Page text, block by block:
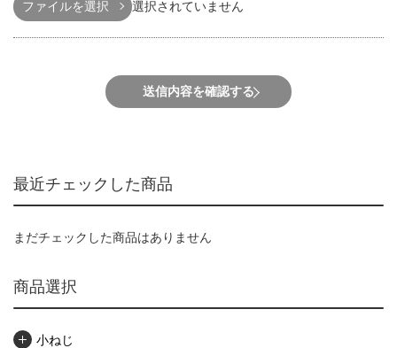
ファイルを選択 選択されていません
送信内容を確認する
最近チェックした商品
まだチェックした商品はありません
商品選択
小ねじ